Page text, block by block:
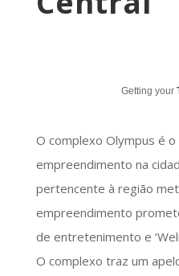
Getting your
O complexo Olympus é o
empreendimento na
pertencente à região
empreendimento
de entretenimento e
O complexo traz um